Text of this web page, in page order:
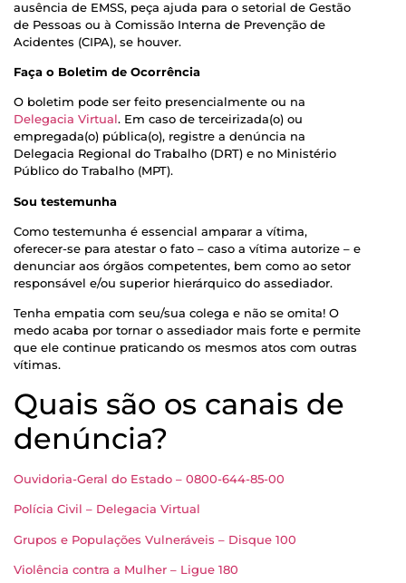
ausência de EMSS, peça ajuda para o setorial de Gestão
de Pessoas ou à Comissão Interna de Prevenção de
Acidentes (CIPA), se houver.
Faça o Boletim de Ocorrência
O boletim pode ser feito presencialmente ou na
Delegacia Virtual. Em caso de terceirizada(o) ou
empregada(o) pública(o), registre a denúncia na
Delegacia Regional do Trabalho (DRT) e no Ministério
Público do Trabalho (MPT).
Sou testemunha
Como testemunha é essencial amparar a vítima,
oferecer-se para atestar o fato – caso a vítima autorize – e
denunciar aos órgãos competentes, bem como ao setor
responsável e/ou superior hierárquico do assediador.
Tenha empatia com seu/sua colega e não se omita! O
medo acaba por tornar o assediador mais forte e permite
que ele continue praticando os mesmos atos com outras
vítimas.
Quais são os canais de
denúncia?
Ouvidoria-Geral do Estado – 0800-644-85-00
Polícia Civil – Delegacia Virtual
Grupos e Populações Vulneráveis – Disque 100
Violência contra a Mulher – Ligue 180